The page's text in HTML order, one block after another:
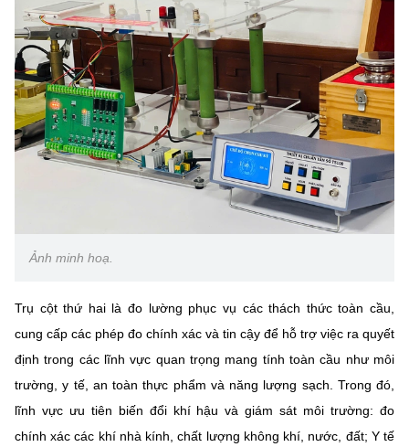
Địa chỉ: Ban Biên tập Cổng TTĐT - 18 Nguyễn Du, TP. Hà Nội
Điện thoại: 024 3936 9506
Email:stc@mst.gov.vn
©2026 Bản quyền thuộc Bộ Khoa Học và Công Nghệ
(Ghi rõ nguồn "https://mst.gov.vn" khi phát hành lại thông tin từ
website này)
Ảnh minh hoạ.
Trụ cột thứ hai là đo lường phục vụ các thách thức toàn cầu,
cung cấp các phép đo chính xác và tin cậy để hỗ trợ việc ra quyết
định trong các lĩnh vực quan trọng mang tính toàn cầu như môi
trường, y tế, an toàn thực phẩm và năng lượng sạch. Trong đó,
lĩnh vực ưu tiên biến đổi khí hậu và giám sát môi trường: đo
chính xác các khí nhà kính, chất lượng không khí, nước, đất; Y tế